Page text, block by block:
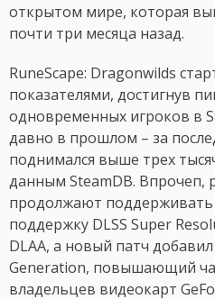
открытом мире, которая
почти три месяца назад.
RuneScape: Dragonwilds
показателями, достигнув
одновременных игроков в
давно в прошлом – за
поднимался выше трех
данным SteamDB. Впрочеп,
продолжают поддерживать
поддержку DLSS Super
DLAA, а новый патч
Generation, повышающий
владельцев видеокарт